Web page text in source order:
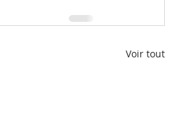
Voir tout